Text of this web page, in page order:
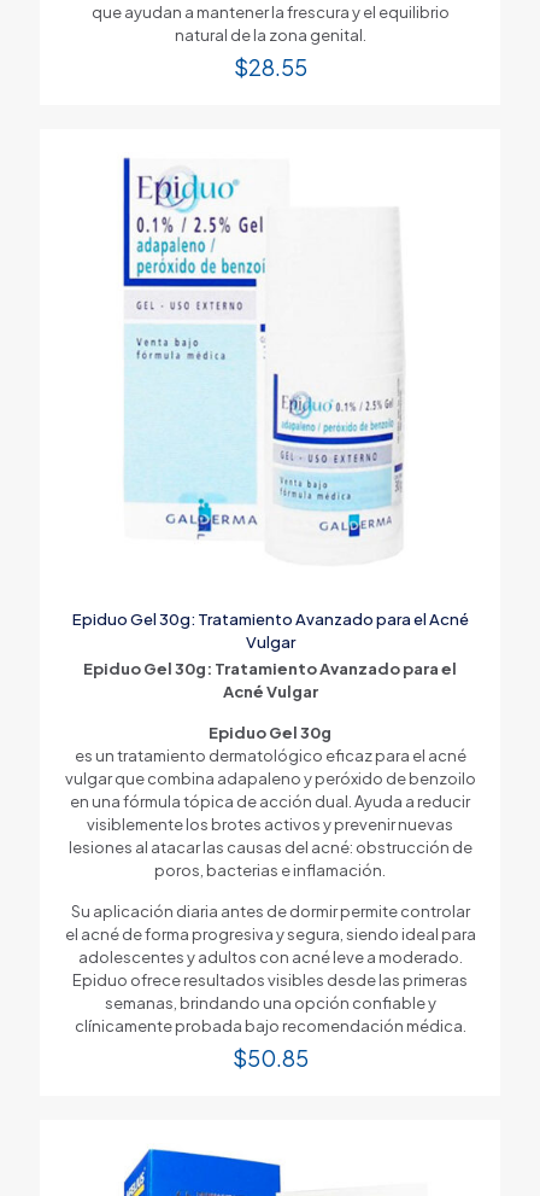
que ayudan a mantener la frescura y el equilibrio
natural de la zona genital.
$28.55
Epiduo Gel 30g: Tratamiento Avanzado para el Acné
Vulgar
Epiduo Gel 30g: Tratamiento Avanzado para el
Acné Vulgar
Epiduo Gel 30g
es un tratamiento dermatológico eficaz para el acné
vulgar que combina adapaleno y peróxido de benzoilo
en una fórmula tópica de acción dual. Ayuda a reducir
visiblemente los brotes activos y prevenir nuevas
lesiones al atacar las causas del acné: obstrucción de
poros, bacterias e inflamación.
Su aplicación diaria antes de dormir permite controlar
el acné de forma progresiva y segura, siendo ideal para
adolescentes y adultos con acné leve a moderado.
Epiduo ofrece resultados visibles desde las primeras
semanas, brindando una opción confiable y
clínicamente probada bajo recomendación médica.
$50.85